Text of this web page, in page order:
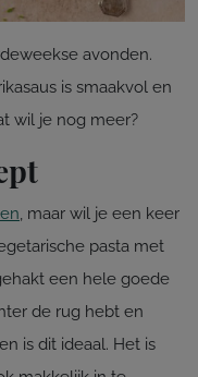
avonden.
is smaakvol en
wil je nog meer?
, maar wil je een keer
pasta met
een hele goede
de rug hebt en
is dit ideaal. Het is